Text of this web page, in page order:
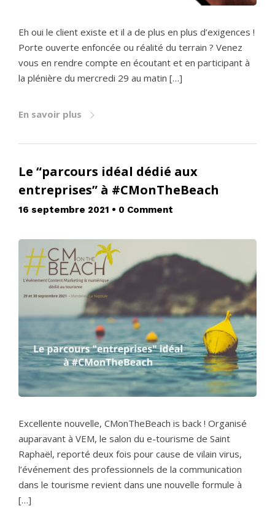
Eh oui le client existe et il a de plus en plus d’exigences !
Porte ouverte enfoncée ou réalité du terrain ? Venez
vous en rendre compte en écoutant et en participant à
la plénière du mercredi 29 au matin […]
En savoir plus
Le “parcours idéal dédié aux
entreprises” à #CMonTheBeach
16 septembre 2021 • 0 Comment
Excellente nouvelle, CMonTheBeach is back ! Organisé
auparavant à VEM, le salon du e-tourisme de Saint
Raphaël, reporté deux fois pour cause de vilain virus,
l’événement des professionnels de la communication
dans le tourisme revient dans une nouvelle formule à
[…]